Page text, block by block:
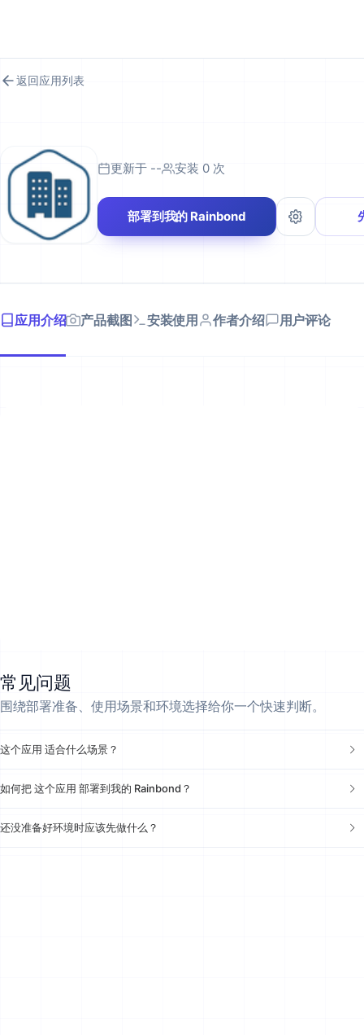
返回应用列表
更新于 -- 安装 0 次
部署到我的 Rainbond
应用介绍 产品截图 安装使用 作者介绍 用户评论
常见问题
围绕部署准备、使用场景和环境选择给你一个快速判断。
这个应用 适合什么场景？
如何把 这个应用 部署到我的 Rainbond？
还没准备好环境时应该先做什么？